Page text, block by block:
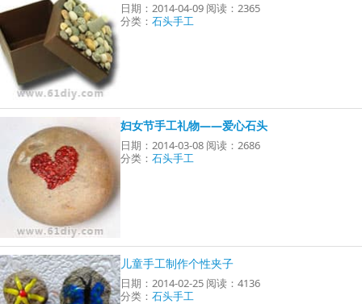
日期：2014-04-09 阅读：2365
分类：石头手工
妇女节手工礼物——爱心石头
日期：2014-03-08 阅读：2686
分类：石头手工
儿童手工制作个性夹子
日期：2014-02-25 阅读：4136
分类：石头手工